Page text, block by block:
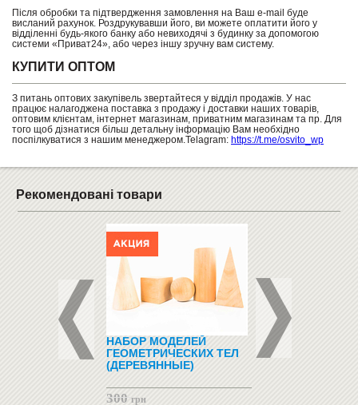
Після обробки та підтвердження замовлення на Ваш e-mail буде
висланий рахунок. Роздрукувавши його, ви можете оплатити його у
відділенні будь-якого банку або невиходячі з будинку за допомогою
системи «Приват24», або через іншу зручну вам систему.
КУПИТИ ОПТОМ
З питань оптових закупівель звертайтеся у відділ продажів. У нас
працює налагоджена поставка з продажу і доставки наших товарів,
оптовим клієнтам, інтернет магазинам, приватним магазинам та пр. Для
того щоб дізнатися більш детальну інформацію Вам необхідно
поспілкуватися з нашим менеджером.Telagram: https://t.me/osvito_wp
Рекомендовані товари
НАБОР МОДЕЛЕЙ
ГЕОМЕТРИЧЕСКИХ ТЕЛ
(ДЕРЕВЯННЫЕ)
300 грн
КЕПКА З ГЕРБОМ
УКРАЇНИ, З